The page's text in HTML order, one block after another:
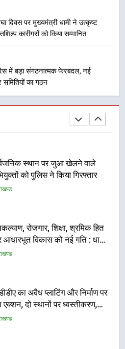
दिवस पर मुख्यमंत्री धामी ने उत्कृष्ट
कारीगरों को किया सम्मानित
में बड़ा संगठनात्मक फेरबदल, नई
समितियों का गठन
सुरक्षा मानकों से कोई समझौता
डीएम
पंचायत से राज्य स्तर तक होगा
का प्रदर्शन
स्थान पर जुआ खेलने वाले
को पुलिस ने किया गिरफ्तार
रोजगार, शिक्षा, श्रमिक हित
का अवैध प्लाटिंग और निर्माण पर
हथकरघा दिवस पर मुख्यमंत्री